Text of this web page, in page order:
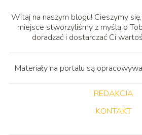
Witaj na naszym blogu! Cieszymy
miejsce stworzyliśmy z myślą o
doradzać i dostarczać Ci
Materiały na portalu są
REDAKCJA
KONTAKT